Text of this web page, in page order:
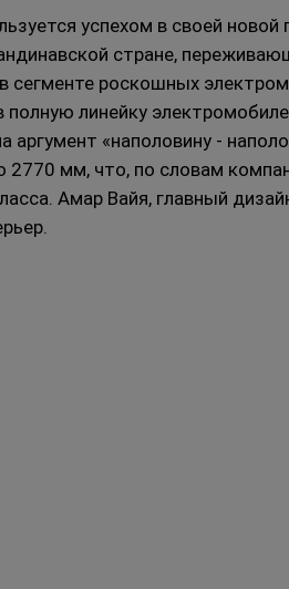
успехом в своей
стране,
сегменте роскошных
полную линейку
аргумент «наполовину -
2770 мм, что, по словам
Амар Вайя, главный